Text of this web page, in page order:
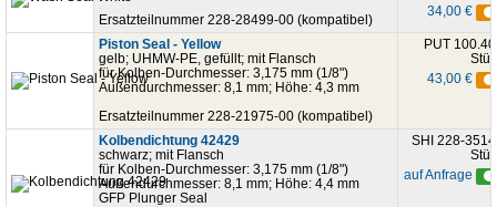
Ersatzteilnummer 228-28499-00 (kompatibel)
34,00 €
Piston Seal - Yellow
gelb; UHMW-PE, gefüllt; mit Flansch
für Kolben-Durchmesser: 3,175 mm (1/8")
Außendurchmesser: 8,1 mm; Höhe: 4,3 mm
Ersatzteilnummer 228-21975-00 (kompatibel)
PUT
43,00 €
Kolbendichtung 42429
schwarz; mit Flansch
für Kolben-Durchmesser: 3,175 mm (1/8")
Außendurchmesser: 8,1 mm; Höhe: 4,4 mm
GFP Plunger Seal
SHI 228-
auf Anfrage